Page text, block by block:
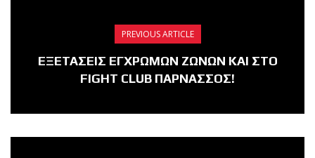
PREVIOUS ARTICLE
ΕΞΕΤΑΣΕΙΣ ΕΓΧΡΩΜΩΝ ΖΩΝΩΝ ΚΑΙ ΣΤΟ
FIGHT CLUB ΠΑΡΝΑΣΣΟΣ!